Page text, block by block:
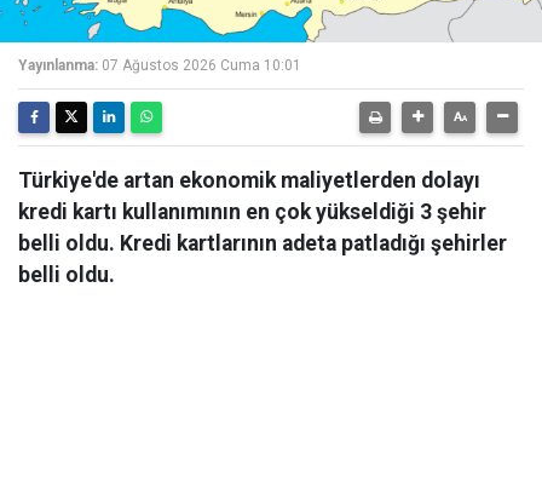
Yayınlanma: 07 Ağustos 2026 Cuma 10:01
Türkiye'de artan ekonomik maliyetlerden dolayı
kredi kartı kullanımının en çok yükseldiği 3 şehir
belli oldu. Kredi kartlarının adeta patladığı şehirler
belli oldu.